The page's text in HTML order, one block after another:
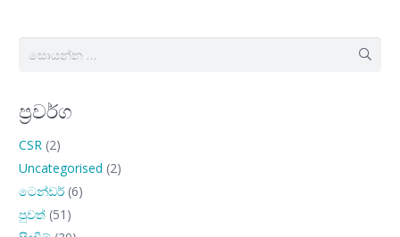
සොයන්න:
ප්‍රවර්ග
CSR (2)
Uncategorised (2)
ටෙන්ඩර් (6)
පුවත් (51)